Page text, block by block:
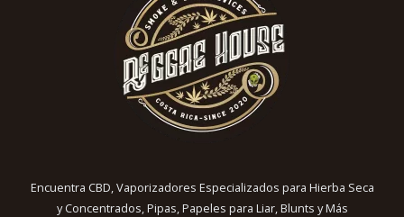
Encuentra CBD, Vaporizadores Especializados para Hierba Seca
y Concentrados, Pipas, Papeles para Liar, Blunts y Más